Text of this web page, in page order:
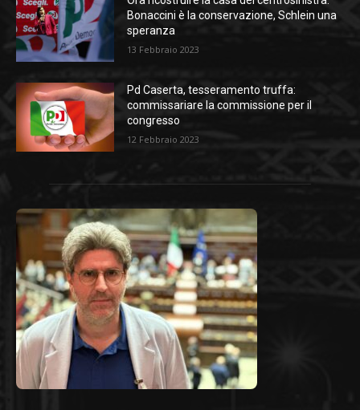
Bonaccini è la conservazione, Schlein una
speranza
13 Febbraio 2023
Pd Caserta, tesseramento truffa:
commissariare la commissione per il
congresso
12 Febbraio 2023